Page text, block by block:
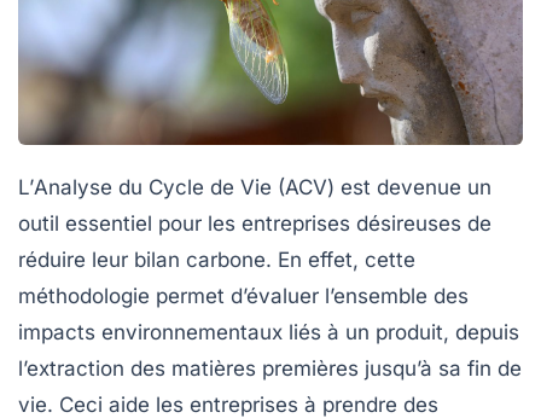
L’Analyse du Cycle de Vie (ACV) est devenue un
outil essentiel pour les entreprises désireuses de
réduire leur bilan carbone. En effet, cette
méthodologie permet d’évaluer l’ensemble des
impacts environnementaux liés à un produit, depuis
l’extraction des matières premières jusqu’à sa fin de
vie. Ceci aide les entreprises à prendre des